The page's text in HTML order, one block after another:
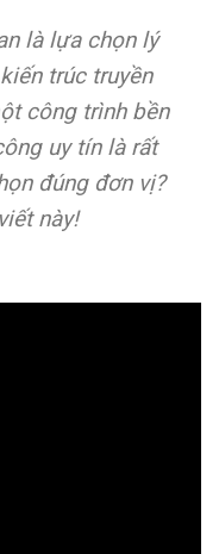
là lựa chọn lý
trúc truyền
công trình bền
uy tín là rất
đúng đơn vị?
này!